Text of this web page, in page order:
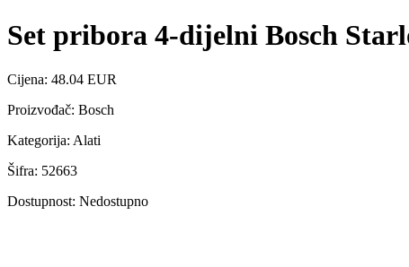
Set pribora 4-dijelni Bosch
Cijena: 48.04 EUR
Proizvođač: Bosch
Kategorija: Alati
Šifra: 52663
Dostupnost: Nedostupno